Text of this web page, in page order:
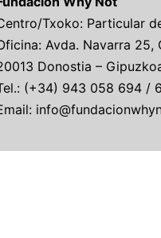
Txoko: Particular
Avda. Navarra 25,
Donostia –
(+34) 943 058 694 /